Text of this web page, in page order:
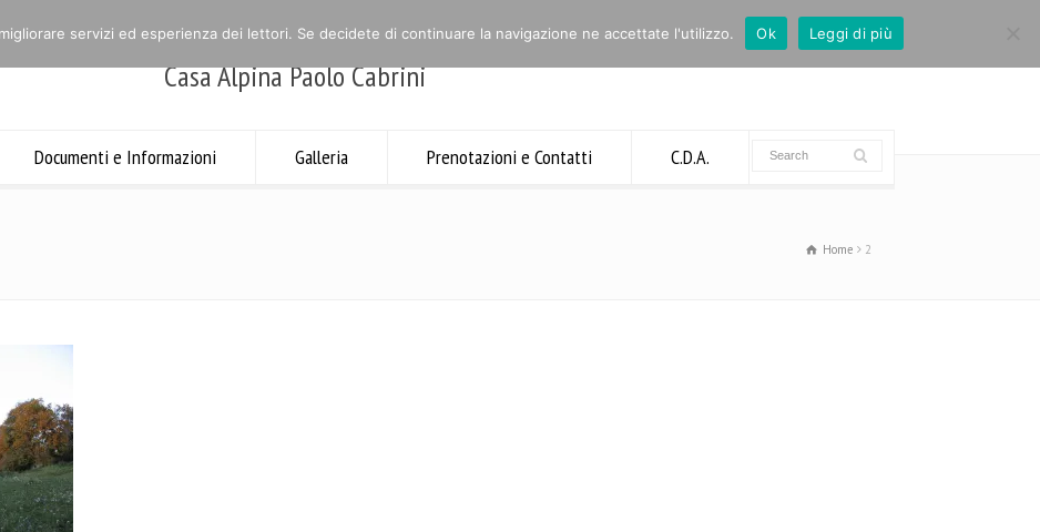
Casa Alpina Paolo Cabrini
Documenti e Informazioni Galleria Prenotazioni e Contatti C.D.A.
Home 2
servizi ed esperienza dei lettori. Se decidete di continuare la navigazione ne accettate l'utilizzo. Ok Leggi di più